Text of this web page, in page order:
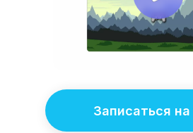
Записаться на